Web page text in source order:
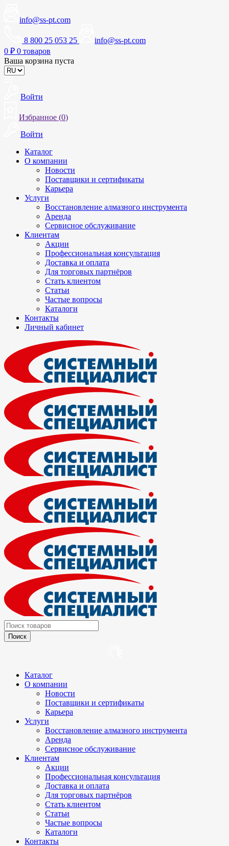
info@ss-pt.com
8 800 25 053 25
info@ss-pt.com
0 ₽ 0 товаров
Ваша корзина пуста
Войти
Избранное (0)
Войти
Каталог
О компании
Новости
Поставщики и сертификаты
Карьера
Услуги
Восстановление алмазного инструмента
Аренда
Сервисное обслуживание
Клиентам
Акции
Профессиональная консультация
Доставка и оплата
Для торговых партнёров
Стать клиентом
Статьи
Частые вопросы
Каталоги
Контакты
Личный кабинет
Каталог
О компании
Новости
Поставщики и сертификаты
Карьера
Услуги
Восстановление алмазного инструмента
Аренда
Сервисное обслуживание
Клиентам
Акции
Профессиональная консультация
Доставка и оплата
Для торговых партнёров
Стать клиентом
Статьи
Частые вопросы
Каталоги
Контакты